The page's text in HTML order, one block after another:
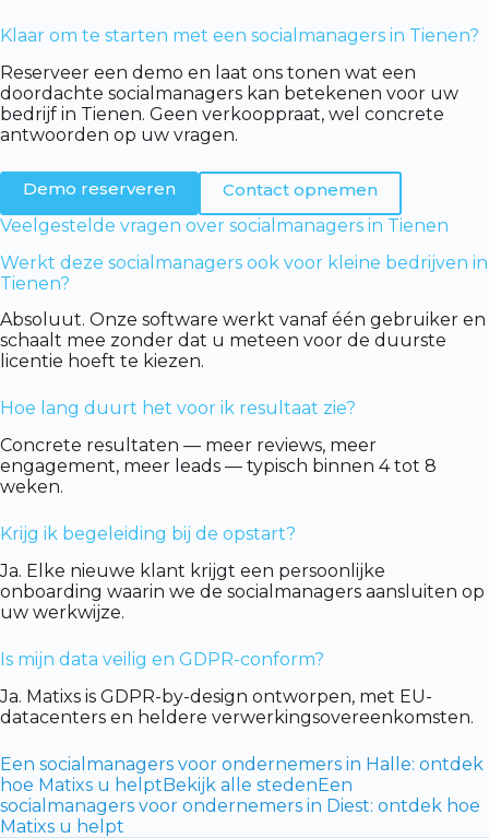
Klaar om te starten met een socialmanagers in Tienen?
Reserveer een demo en laat ons tonen wat een
doordachte socialmanagers kan betekenen voor uw
bedrijf in Tienen. Geen verkooppraat, wel concrete
antwoorden op uw vragen.
Demo reserveren
Contact opnemen
Veelgestelde vragen over socialmanagers in Tienen
Werkt deze socialmanagers ook voor kleine bedrijven in
Tienen?
Absoluut. Onze software werkt vanaf één gebruiker en
schaalt mee zonder dat u meteen voor de duurste
licentie hoeft te kiezen.
Hoe lang duurt het voor ik resultaat zie?
Concrete resultaten — meer reviews, meer
engagement, meer leads — typisch binnen 4 tot 8
weken.
Krijg ik begeleiding bij de opstart?
Ja. Elke nieuwe klant krijgt een persoonlijke
onboarding waarin we de socialmanagers aansluiten op
uw werkwijze.
Is mijn data veilig en GDPR-conform?
Ja. Matixs is GDPR-by-design ontworpen, met EU-
datacenters en heldere verwerkingsovereenkomsten.
Een socialmanagers voor ondernemers in Halle: ontdek
hoe Matixs u helptBekijk alle stedenEen
socialmanagers voor ondernemers in Diest: ontdek hoe
Matixs u helpt